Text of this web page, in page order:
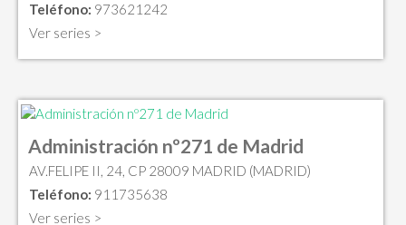
Teléfono: 973621242
Ver series >
Administración nº271 de Madrid
AV.FELIPE II, 24, CP 28009 MADRID (MADRID)
Teléfono: 911735638
Ver series >